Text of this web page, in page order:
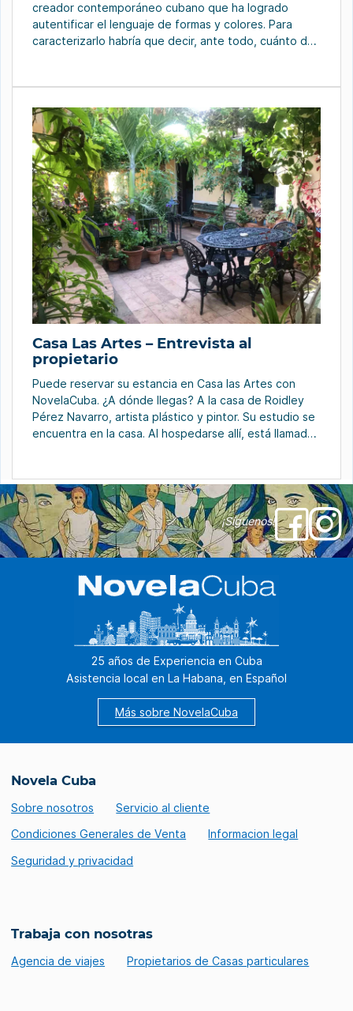
creador contemporáneo cubano que ha logrado
autentificar el lenguaje de formas y colores. Para
caracterizarlo habría que decir, ante todo, cuánto de
entre muchas otras obras, la figura ecuestre […]
Casa Las Artes – Entrevista al
propietario
Puede reservar su estancia en Casa las Artes con
NovelaCuba. ¿A dónde llegas? A la casa de Roidley
Pérez Navarro, artista plástico y pintor. Su estudio se
encuentra en la casa. Al hospedarse allí, está llamado
su mujer […]
¡Síguenos!
25 años de Experiencia en Cuba
Asistencia local en La Habana, en Español
Más sobre NovelaCuba
Novela Cuba
Sobre nosotros
Servicio al cliente
Condiciones Generales de Venta
Informacion legal
Seguridad y privacidad
Trabaja con nosotras
Agencia de viajes Propietarios de Casas particulares